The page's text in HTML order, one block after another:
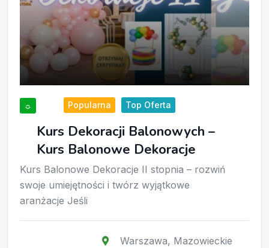
☼
Kurs Dekoracji Balonowych –
Kurs Balonowe Dekoracje
Popularna Top Oferta
Kurs Balonowe Dekoracje II stopnia – rozwiń
swoje umiejętności i twórz wyjątkowe
aranżacje Jeśli
Warszawa, Mazowieckie